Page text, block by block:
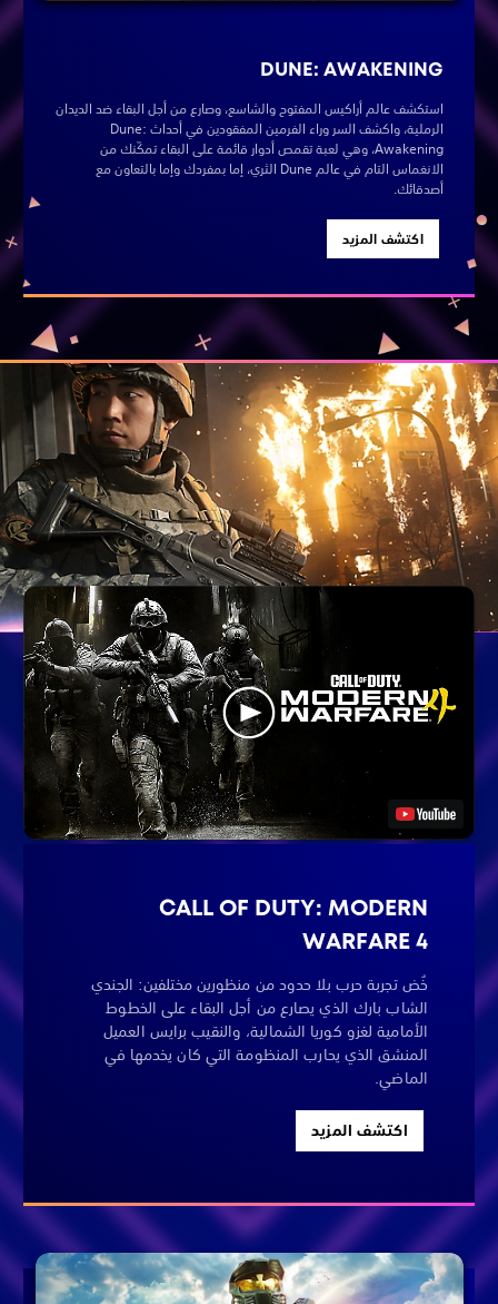
DUNE: AWAKENING
استكشف عالم أراكيس المفتوح والشاسع، وصارع من أجل البقاء ضد الديدان
الرملية، واكشف السر وراء الفرمين المفقودين في أحداث Dune:
Awakening، وهي لعبة تقمص أدوار قائمة على البقاء تمكّنك من
الانغماس التام في عالم Dune الثري، إما بمفردك وإما بالتعاون مع
أصدقائك.
اكتشف المزيد
CALL OF DUTY: MODERN
WARFARE 4
خُض تجربة حرب بلا حدود من منظورين مختلفين: الجندي
الشاب بارك الذي يصارع من أجل البقاء على الخطوط
الأمامية لغزو كوريا الشمالية، والنقيب برايس العميل
المنشق الذي يحارب المنظومة التي كان يخدمها في
الماضي.
اكتشف المزيد